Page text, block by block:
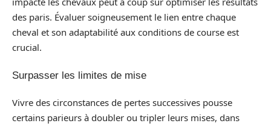
des paris. Évaluer soigneusement le lien entre chaque
cheval et son adaptabilité aux conditions de course est
crucial.
Surpasser les limites de mise
Vivre des circonstances de pertes successives pousse
certains parieurs à doubler ou tripler leurs mises, dans